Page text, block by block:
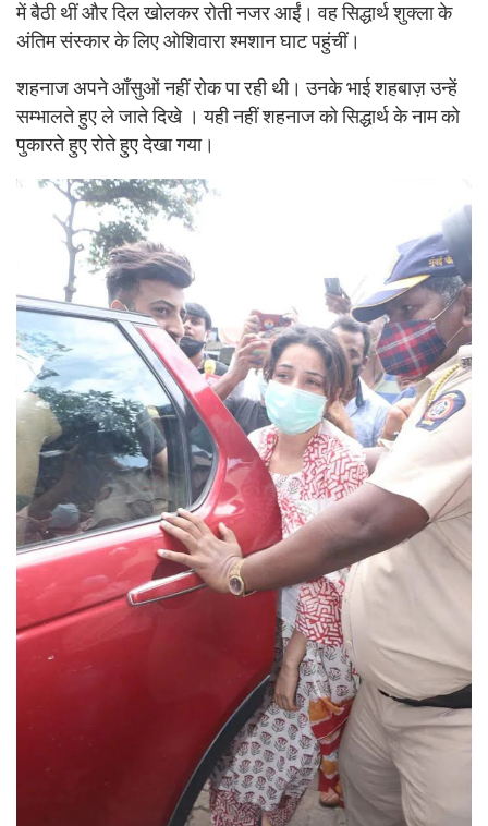
में बैठी थीं और दिल खोलकर रोती नजर आईं। वह सिद्धार्थ शुक्ला के
अंतिम संस्कार के लिए ओशिवारा श्मशान घाट पहुंचीं।
शहनाज अपने आँसुओं नहीं रोक पा रही थी। उनके भाई शहबाज़ उन्हें
सम्भालते हुए ले जाते दिखे । यही नहीं शहनाज को सिद्धार्थ के नाम को
पुकारते हुए रोते हुए देखा गया।